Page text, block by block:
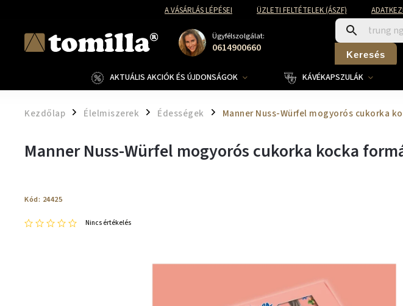
A VÁSÁRLÁS LÉPÉSEI ÜZLETI FELTÉTELEK (ÁSZF)
Ügyfélszolgálat:
0614900660 Keresés
AKTUÁLIS AKCIÓK ÉS ÚJDONSÁGOK KÁVÉKAPSZULÁK
Kezdőlap / Élelmiszerek / Édességek / Manner Nuss-Würfel mogyorós cukorka
Manner Nuss-Würfel mogyorós cukorka kocka
Kód: 24425
Nincs értékelés